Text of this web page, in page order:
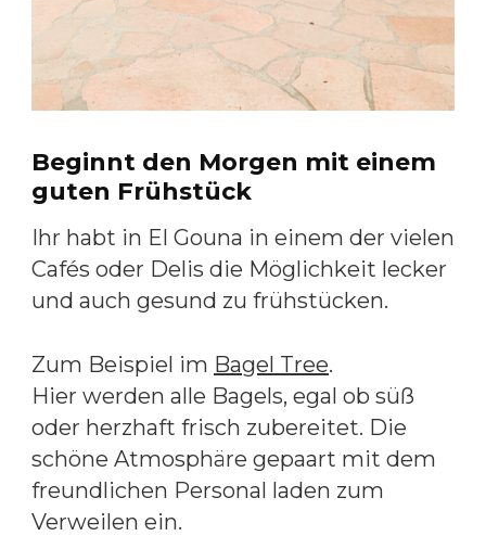
Beginnt den Morgen mit einem
guten Frühstück
Ihr habt in El Gouna in einem der vielen
Cafés oder Delis die Möglichkeit lecker
und auch gesund zu frühstücken.
Zum Beispiel im Bagel Tree.
Hier werden alle Bagels, egal ob süß
oder herzhaft frisch zubereitet. Die
schöne Atmosphäre gepaart mit dem
freundlichen Personal laden zum
Verweilen ein.